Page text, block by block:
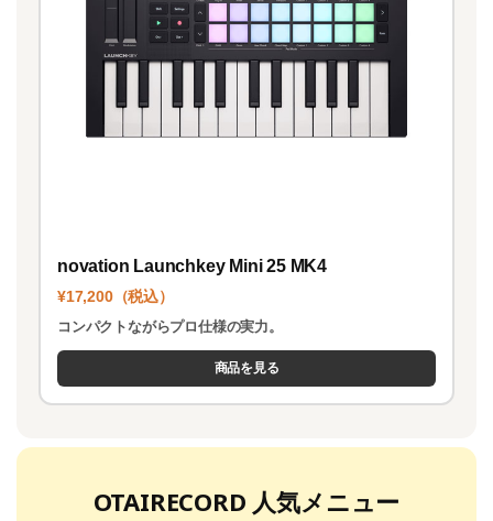
novation Launchkey Mini 25 MK4
¥17,200（税込）
コンパクトながらプロ仕様の実力。
商品を見る
OTAIRECORD 人気メニュー